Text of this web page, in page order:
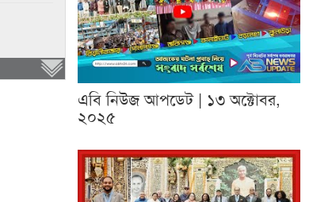
এবি নিউজ আপডেট | ১৩ অক্টোবর,
২০২৫